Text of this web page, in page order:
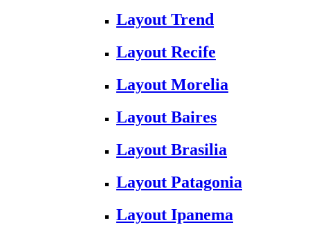
Layout Trend
Layout Recife
Layout Morelia
Layout Baires
Layout Brasilia
Layout Patagonia
Layout Ipanema